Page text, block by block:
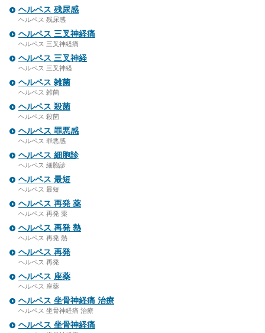
ヘルペス 残尿感
ヘルペス 残尿感
ヘルペス 三叉神経痛
ヘルペス 三叉神経痛
ヘルペス 三叉神経
ヘルペス 三叉神経
ヘルペス 雑菌
ヘルペス 雑菌
ヘルペス 殺菌
ヘルペス 殺菌
ヘルペス 罪悪感
ヘルペス 罪悪感
ヘルペス 細胞診
ヘルペス 細胞診
ヘルペス 最短
ヘルペス 最短
ヘルペス 再発 薬
ヘルペス 再発 薬
ヘルペス 再発 熱
ヘルペス 再発 熱
ヘルペス 再発
ヘルペス 再発
ヘルペス 座薬
ヘルペス 座薬
ヘルペス 坐骨神経痛 治療
ヘルペス 坐骨神経痛 治療
ヘルペス 坐骨神経痛